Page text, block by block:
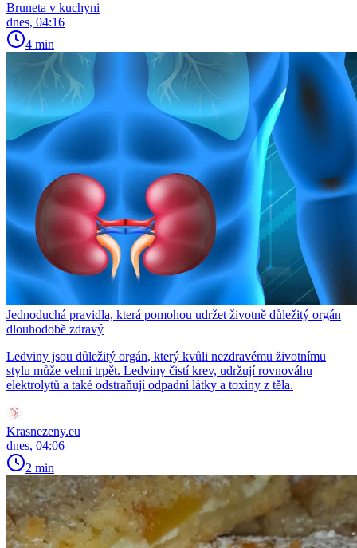
Bruneta v kuchyni
dnes, 04:16
4 min
Jednoduchá pravidla, která pomohou udržet životně důležitý orgán
dlouhodobě zdravý
Ledviny jsou důležitý orgán, který kvůli nezdravému životnímu
stylu může velmi trpět. Ledviny čistí krev, udržují rovnováhu
elektrolytů a také odstraňují odpadní látky a toxiny z těla.
Krasnezeny.eu
dnes, 04:06
2 min